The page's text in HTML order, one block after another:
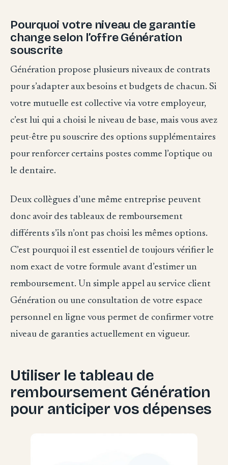
Pourquoi votre niveau de garantie
change selon l’offre Génération
souscrite
Génération propose plusieurs niveaux de contrats
pour s’adapter aux besoins et budgets de chacun. Si
votre mutuelle est collective via votre employeur,
c’est lui qui a choisi le niveau de base, mais vous avez
peut-être pu souscrire des options supplémentaires
pour renforcer certains postes comme l’optique ou
le dentaire.
Deux collègues d’une même entreprise peuvent
donc avoir des tableaux de remboursement
différents s’ils n’ont pas choisi les mêmes options.
C’est pourquoi il est essentiel de toujours vérifier le
nom exact de votre formule avant d’estimer un
remboursement. Un simple appel au service client
Génération ou une consultation de votre espace
personnel en ligne vous permet de confirmer votre
niveau de garanties actuellement en vigueur.
Utiliser le tableau de
remboursement Génération
pour anticiper vos dépenses